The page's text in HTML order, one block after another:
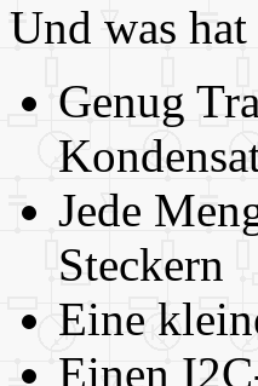
Und was
Genug
Jede
Steckern
Eine
Einen